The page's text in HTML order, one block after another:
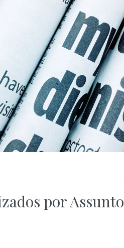
por Assunto